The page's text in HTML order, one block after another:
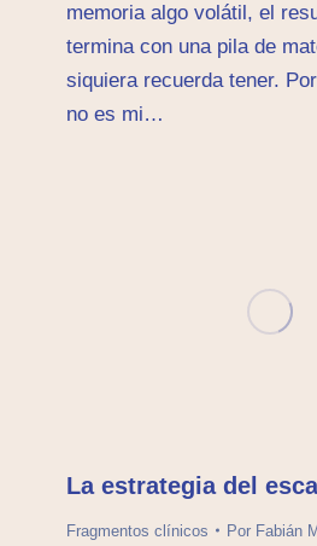
memoria algo volátil, el
termina con una pila de
siquiera recuerda tener.
no es mi…
La estrategia del
Fragmentos clínicos Por Fabián